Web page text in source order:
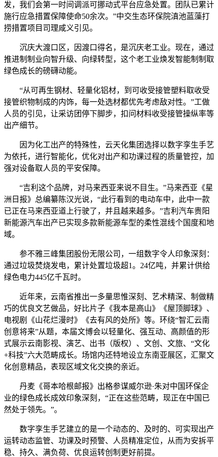
发，我们会第一时间调派可挪动式平台应急处置。团队已累计
施行应急措置保障使命50余次。”中交生态环保院滇池蓝藻打
捞措置项目司理咸义引见。
沉庆大渡口区，因渡口得名，是沉庆老工业。现在，通过
推进制制业向智升级、向绿转型，这个老工业焕发智能制制取
绿色成长的磅礴动能。
“从可再生钢材、轻量化铝材，到可收受接管塑料取收受
接管织物制成的内饰，每一处选材都优先考虑敌对性。”工做
人员的引见，让采访团停下脚步，扣问材料收受接管操纵率等
出产细节。
因为化工出产的特殊性，云天化集团选择以数字孪生手艺
为依托，进行智能化，优化对出产和功课过程的质量管控，加
强对设备取人员的平安保障。
“吉利这个品牌，对马来西亚来说不目生。”马来西亚《星
洲日报》总编纂陈汉光说，“此行看到的电动车中，此中一款
已正在马来西亚道上行驶了，并且越来越多。”吉利汽车贵阳
新能源汽车出产已实现多款新能源车型的柔性混线个国度和地
域。
参不雅三峰集团股份无限公司，一组数字令人印象深刻：
通过垃圾焚烧发电，累计处置垃圾超1。24亿吨，并累计供给
绿色电力445亿千瓦时。
近年来，云南省推出一多量思惟深刻、艺术精深、制做精
巧的优良文艺做品，好比片子《我本是高山》《屋顶脚球》、
电视剧《山花烂漫时》《去有风的处所》等。环绕“智汇云南
创意将来”从题，本届文博会以轻量化、强互动、高颜值的形
式展示云南影视、演艺、出书（版权）、文创、文旅、“文化
+科技”六大范畴成长。场馆内还特地设立东南亚展区，汇聚文
化创意精品，表现区域文化交换的亲近。
丹麦《哥本哈根邮报》出格参谋威尔逊·朱对中国环保企
业的绿色成长成效印象深刻，“正在这些范畴，现正在中国已
然处于领先。”。
数字孪生手艺建立的是一个动态的、及时的、可实现出产
运转动态监管、功课及时预警、人员精准定位，从而为安拆平
稳、持久、满负荷、优良运转创制更好前提。